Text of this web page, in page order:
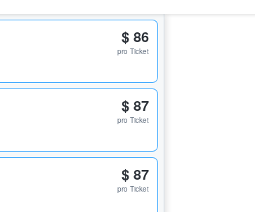
$ 86
pro Ticket
$ 87
pro Ticket
$ 87
pro Ticket